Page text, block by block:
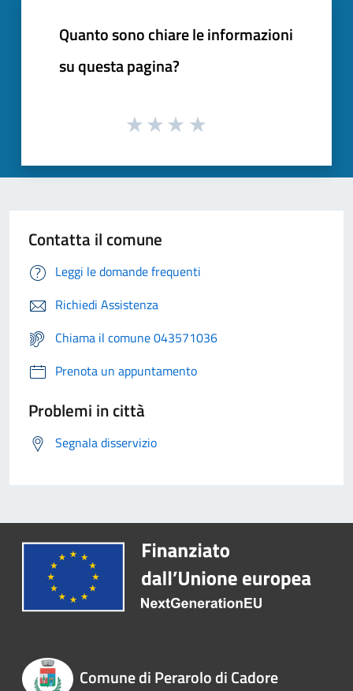
Quanto sono chiare le informazioni
su questa pagina?
Contatta il comune
Leggi le domande frequenti
Richiedi Assistenza
Chiama il comune 043571036
Prenota un appuntamento
Problemi in città
Segnala disservizio
Comune di Perarolo di Cadore